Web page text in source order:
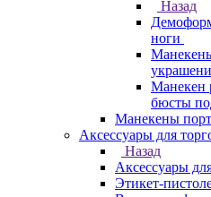
Назад
ноги
Манекен
бюсты
Манекены
Аксессуары для
Назад
Аксессуары
Этикет-